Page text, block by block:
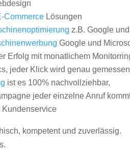
CommerceLösungen
z.B. Google
Google und
Erfolg mit monatlichem
jeder Klick wird genau gemessen
ist es 100% nachvollziehbar,
jeder einzelne Anruf
Kundenservice
kompetent und zuverlässig.